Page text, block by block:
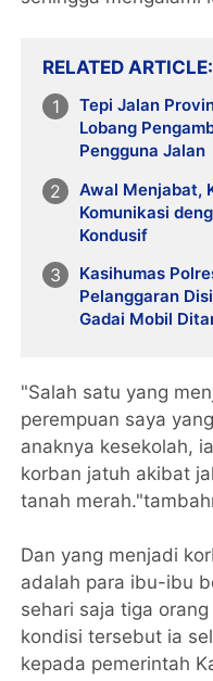
RELATED ARTICLE
Tepi Jalan
Lobang
Pengguna Jalan
Awal Menjabat,
Komunikasi
Kondusif
Kasihumas
Pelanggaran
Gadai Mobil
"Salah satu yang
perempuan saya
anaknya kesekolah,
korban jatuh akibat
tanah
Dan yang menjadi
adalah para ibu-ibu
sehari saja tiga
kondisi tersebut ia
kepada pemerintah